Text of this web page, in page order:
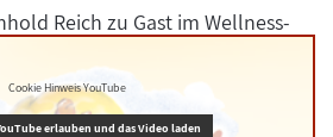
Reich zu Gast im Wellness-
Cookie Hinweis YouTube
erlauben und das Video laden